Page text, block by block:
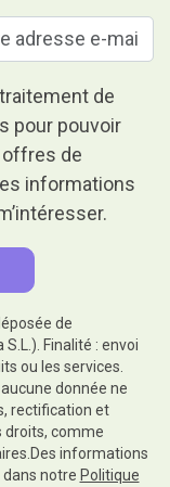
de
pour pouvoir
de
informations
de
Finalité : envoi
ou les services.
donnée ne
rectification et
droits, comme
informations
notre Politique